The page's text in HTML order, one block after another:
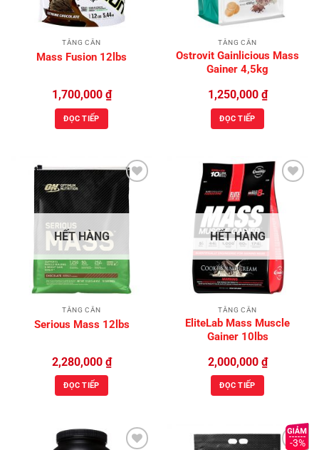
TĂNG CÂN
Mass Fusion 12lbs
1,700,000 ₫
ĐỌC TIẾP
TĂNG CÂN
Ostrovit Gainlicious Mass
Gainer 4,5kg
1,250,000 ₫
ĐỌC TIẾP
HẾT HÀNG
TĂNG CÂN
Serious Mass 12lbs
2,280,000 ₫
ĐỌC TIẾP
Add to
Wishlist
HẾT HÀNG
TĂNG CÂN
EliteLab Mass Muscle
Gainer 10lbs
2,000,000 ₫
ĐỌC TIẾP
-3%